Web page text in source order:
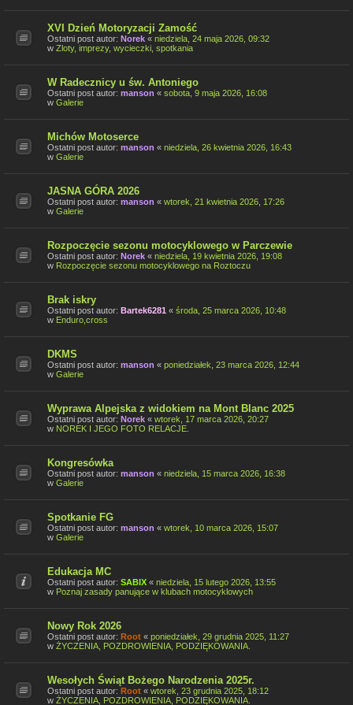
XVI Dzień Motoryzacji Zamość
Ostatni post autor: Norek « niedziela, 24 maja 2026, 09:32
w Zloty, imprezy, wycieczki, spotkania
W Radecznicy u św. Antoniego
Ostatni post autor: manson « sobota, 9 maja 2026, 16:08
w Galerie
Michów Motoserce
Ostatni post autor: manson « niedziela, 26 kwietnia 2026, 16:43
w Galerie
JASNA GÓRA 2026
Ostatni post autor: manson « wtorek, 21 kwietnia 2026, 17:26
w Galerie
Rozpoczęcie sezonu motocyklowego w Parczewie
Ostatni post autor: Norek « niedziela, 19 kwietnia 2026, 19:08
w Rozpoczęcie sezonu motocyklowego na Roztoczu
Brak iskry
Ostatni post autor: Bartek6281 « środa, 25 marca 2026, 10:48
w Enduro,cross
DKMS
Ostatni post autor: manson « poniedziałek, 23 marca 2026, 12:44
w Galerie
Wyprawa Alpejska z widokiem na Mont Blanc 2025
Ostatni post autor: Norek « wtorek, 17 marca 2026, 20:27
w NOREK I JEGO FOTO RELACJE.
Kongresówka
Ostatni post autor: manson « niedziela, 15 marca 2026, 16:38
w Galerie
Spotkanie FG
Ostatni post autor: manson « wtorek, 10 marca 2026, 15:07
w Galerie
Edukacja MC
Ostatni post autor: SABIX « niedziela, 15 lutego 2026, 13:55
w Poznaj zasady panujące w klubach motocyklowych
Nowy Rok 2026
Ostatni post autor: Root « poniedziałek, 29 grudnia 2025, 11:27
w ŻYCZENIA, POZDROWIENIA, PODZIĘKOWANIA.
Wesołych Świąt Bożego Narodzenia 2025r.
Ostatni post autor: Root « wtorek, 23 grudnia 2025, 18:12
w ŻYCZENIA, POZDROWIENIA, PODZIĘKOWANIA.